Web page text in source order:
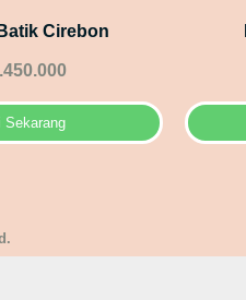
Cirebon
Sekarang